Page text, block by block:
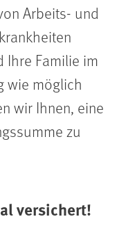
Arbeits- und
Ihre Familie im
wie möglich
wir Ihnen, eine
zu
versichert!